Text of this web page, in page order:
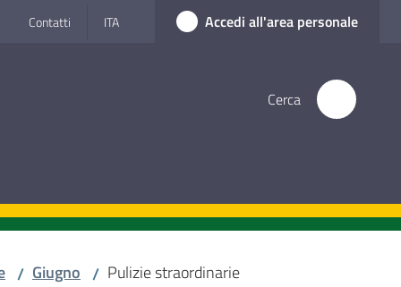
Contatti ITA Accedi all'area personale
Cerca
/ Giugno / Pulizie straordinarie